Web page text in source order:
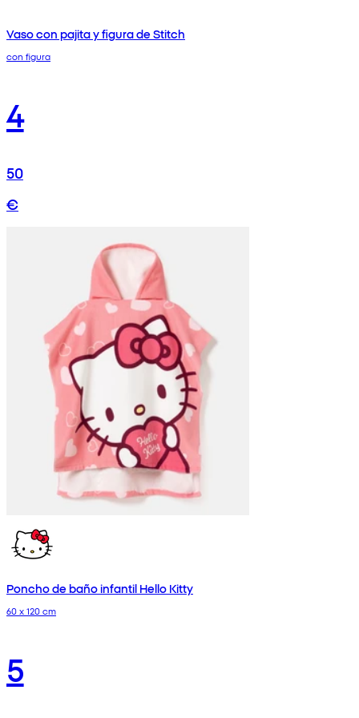
Vaso con pajita y figura de Stitch
con figura
4
50
€
Poncho de baño infantil Hello Kitty
60 x 120 cm
5